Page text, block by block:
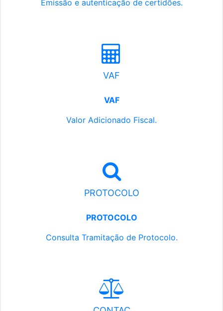
Emissão e autenticação de certidões.
VAF
VAF
Valor Adicionado Fiscal.
PROTOCOLO
PROTOCOLO
Consulta Tramitação de Protocolo.